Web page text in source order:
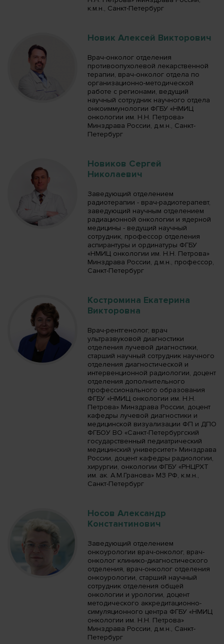
к.м.н., Санкт-Петербург
Новик Алексей Викторович
Врач-онколог отделения
противоопухолевой лекарственной
терапии, врач-онколог отдела по
организационно-методической
работе с регионами, ведущий
научный сотрудник научного отдела
онкоиммунологии ФГБУ «НМИЦ
онкологии им. Н.Н. Петрова»
Минздрава России, д.м.н., Санкт-
Петербург
Новиков Сергей
Николаевич
Заведующий отделением
радиотерапии - врач-радиотерапевт,
заведующий научным отделением
радиационной онкологии и ядерной
медицины - ведущий научный
сотрудник, профессор отделения
аспирантуры и ординатуры ФГБУ
«НМИЦ онкологии им. Н.Н. Петрова»
Минздрава России, д.м.н., профессор,
Санкт-Петербург
Костромина Екатерина
Викторовна
Врач-рентгенолог, врач
ультразвуковой диагностики
отделения лучевой диагностики,
старший научный сотрудник научного
отделения диагностической и
интервенционной радиологии, доцент
отделения дополнительного
профессионального образования
ФГБУ «НМИЦ онкологии им. Н.Н.
Петрова» Минздрава России, доцент
кафедры лучевой диагностики и
медицинской визуализации ФП и ДПО
ФГБОУ ВО «Санкт-Петербургский
государственный педиатрический
медицинский университет» Минздрава
России, доцент кафедры радиологии,
хирургии, онкологии ФГБУ «РНЦРХТ
им. ак. А.М.Гранова» МЗ РФ, к.м.н.,
Санкт-Петербург
Носов Александр
Константинович
Заведующий отделением
онкоурологии врач-онколог, врач-
онколог клинико-диагностического
отделения, врач-онколог отделения
онкоурологии, старший научный
сотрудник отделения общей
онкологии и урологии, доцент
методического аккредитационно-
симуляционного центра ФГБУ «НМИЦ
онкологии им. Н.Н. Петрова»
Минздрава России, д.м.н., Санкт-
Петербург